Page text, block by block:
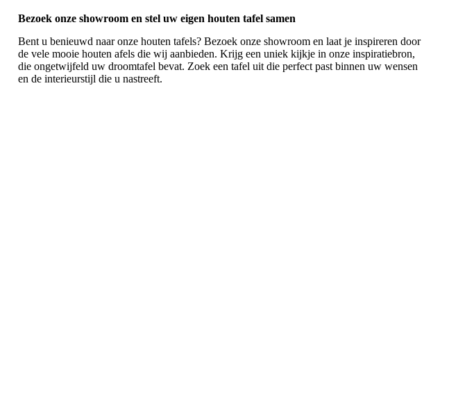
Bezoek onze showroom en stel uw eigen houten tafel samen
Bent u benieuwd naar onze houten tafels? Bezoek onze showroom en laat je inspireren door
de vele mooie houten afels die wij aanbieden. Krijg een uniek kijkje in onze inspiratiebron,
die ongetwijfeld uw droomtafel bevat. Zoek een tafel uit die perfect past binnen uw wensen
en de interieurstijl die u nastreeft.